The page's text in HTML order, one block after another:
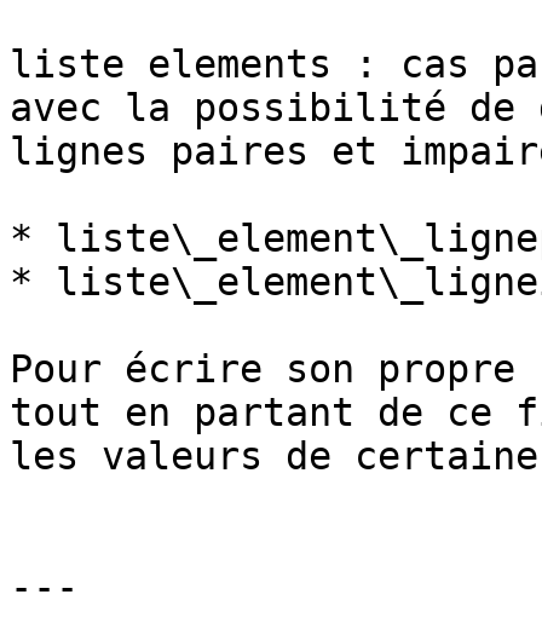
liste elements : cas
avec la possibilité
lignes paires et
*
*
Pour écrire son
tout en partant de ce
les valeurs de
---